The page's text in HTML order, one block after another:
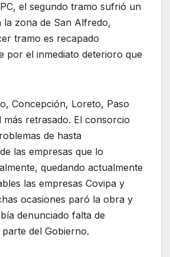
el segundo tramo sufrió un
la zona de San Alfredo,
tramo es recapado
por el inmediato deterioro que
Concepción, Loreto, Paso
más retrasado. El consorcio
de hasta
las empresas que lo
quedando actualmente
las empresas Covipa y
ocasiones paró la obra y
denunciado falta de
del Gobierno.